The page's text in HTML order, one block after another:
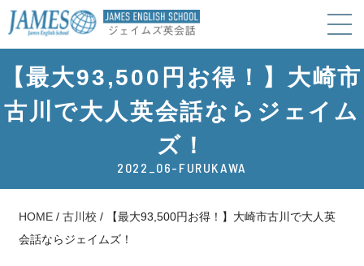
【最大93,500円お得！】大崎市
古川で大人英会話ならジェイム
ズ！
2022_06-FURUKAWA
HOME /古川校 /
【最大93,500円お得！】大崎市古川で大人英
会話ならジェイムズ！